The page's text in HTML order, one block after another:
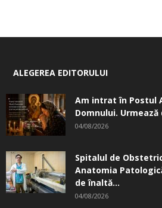
ALEGEREA EDITORULUI
Am intrat în Postul
Domnului.
04/08/2026
Spitalul de
Anatomia
de înaltă...
04/08/2026